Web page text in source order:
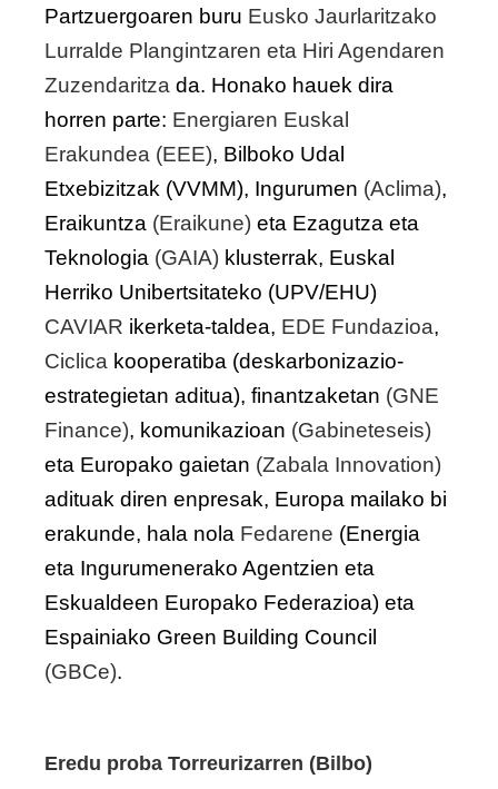
Partzuergoaren buru Eusko Jaurlaritzako
Lurralde Plangintzaren eta Hiri Agendaren
Zuzendaritza da. Honako hauek dira
horren parte: Energiaren Euskal
Erakundea (EEE), Bilboko Udal
Etxebizitzak (VVMM), Ingurumen (Aclima),
Eraikuntza (Eraikune) eta Ezagutza eta
Teknologia (GAIA) klusterrak, Euskal
Herriko Unibertsitateko (UPV/EHU)
CAVIAR ikerketa-taldea, EDE Fundazioa,
Ciclica kooperatiba (deskarbonizazio-
estrategietan aditua), finantzaketan (GNE
Finance), komunikazioan (Gabineteseis)
eta Europako gaietan (Zabala Innovation)
adituak diren enpresak, Europa mailako bi
erakunde, hala nola Fedarene (Energia
eta Ingurumenerako Agentzien eta
Eskualdeen Europako Federazioa) eta
Espainiako Green Building Council
(GBCe).
Eredu proba Torreurizarren (Bilbo)